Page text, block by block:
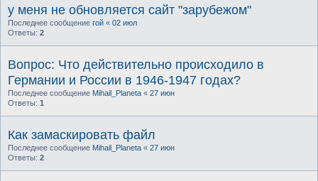
у меня не обновляется сайт "зарубежом"
Последнее сообщение гой « 02 июл
Ответы: 2
Вопрос: Что действительно происходило в
Германии и России в 1946-1947 годах?
Последнее сообщение Mihail_Planeta « 27 июн
Ответы: 1
Как замаскировать файл
Последнее сообщение Mihail_Planeta « 27 июн
Ответы: 2